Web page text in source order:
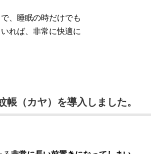
、睡眠の時だけでも
れば、非常に快適に
帳（カヤ）を導入しました。